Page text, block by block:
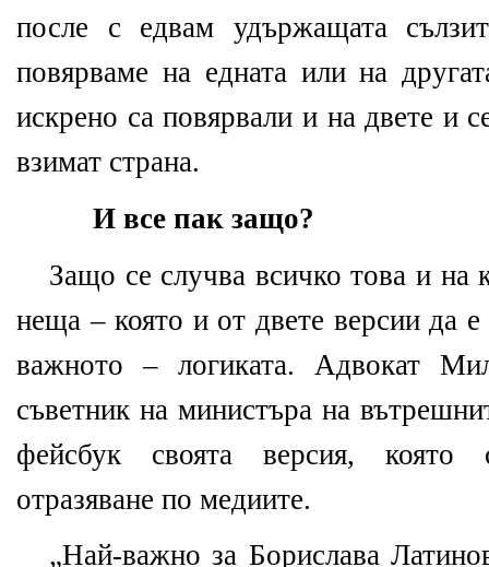
после с едвам удържащата
повярваме на едната или на
искрено са повярвали и на двете и
взимат страна.
И все пак защо?
Защо се случва всичко това и на
неща – която и от двете версии да
важното – логиката. Адвокат
съветник на министъра на
фейсбук своята версия,
отразяване по медиите.
„Най-важно за Борислава